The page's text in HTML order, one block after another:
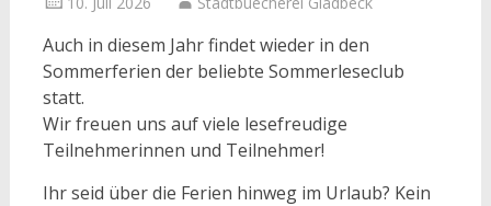
Auch in diesem Jahr findet wieder in den
Sommerferien der beliebte Sommerleseclub
statt.
Wir freuen uns auf viele lesefreudige
Teilnehmerinnen und Teilnehmer!
Ihr seid über die Ferien hinweg im Urlaub? Kein